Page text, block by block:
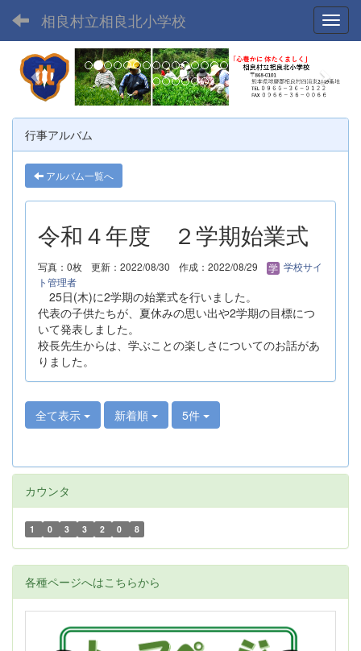
相良村立相良北小学校
p
r
e
v
i
o
u
e
x
t
行事アルバム
アルバム一覧へ
令和４年度 ２学期始業式
写真：0枚 更新：2022/08/30 作成：2022/08/29
学校サイ
ト管理者
25日(木)に2学期の始業式を行いました。
代表の子供たちが、夏休みの思い出や2学期の目標につ
いて発表しました。
校長先生からは、学ぶことの楽しさについてのお話があ
りました。
全て表示 新着順 5件
カウンタ
1 0 3 3 2 0 8
各種ページへはこちらから